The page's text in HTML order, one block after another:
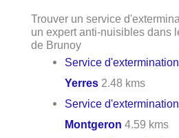
Trouver un service
un expert anti-nuisibles dans
de Brunoy
Service
Yerres 2.48 kms
Service
Montgeron 4.59 kms